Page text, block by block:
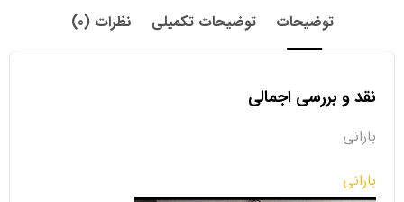
توضیحات توضیحات تکمیلی نظرات (0)
نقد و بررسی اجمالی
بارانی
بارانی